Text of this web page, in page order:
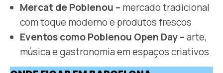
Mercat de Poblenou – mercado tradicional
com toque moderno e produtos frescos
Eventos como Poblenou Open Day –arte,
música e gastronomia em espaços criativos